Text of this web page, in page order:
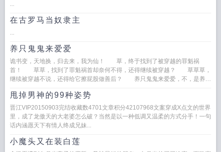
...
在古罗马当奴隶主
...
养只鬼鬼来爱爱
诡书变，天地换，归去来，我为仙！ 草，终于找到了被穿越的罪魁祸
首！ 草草，找到了罪魁祸首却奈何不得，还得继续被穿越？ 草草草，
继续被穿越不说，还得给它擦屁股做善后？ 养只鬼鬼来爱爱，不，是养一
甩掉男神的99种姿势
晋江VIP20150903完结收藏数4701文章积分42107968文案穿成X点文的世界
里，成了龙傲天的大老婆怎么破？当然是以一种低调又温柔的方式分手！一句
话内涵愿天下有情人终成兄妹...
小魔头又在装白莲